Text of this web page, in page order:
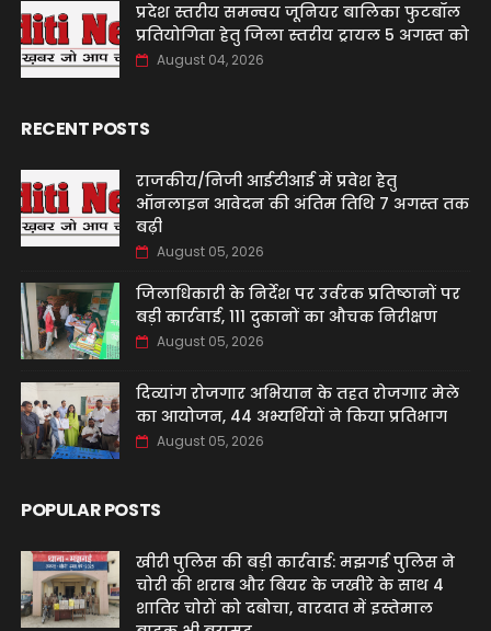
प्रदेश स्तरीय समन्वय जूनियर बालिका फुटबॉल
प्रतियोगिता हेतु जिला स्तरीय ट्रायल 5 अगस्त को
August 04, 2026
RECENT POSTS
राजकीय/निजी आईटीआई में प्रवेश हेतु
ऑनलाइन आवेदन की अंतिम तिथि 7 अगस्त तक
बढ़ी
August 05, 2026
जिलाधिकारी के निर्देश पर उर्वरक प्रतिष्ठानों पर
बड़ी कार्रवाई, 111 दुकानों का औचक निरीक्षण
August 05, 2026
दिव्यांग रोजगार अभियान के तहत रोजगार मेले
का आयोजन, 44 अभ्यर्थियों ने किया प्रतिभाग
August 05, 2026
POPULAR POSTS
खीरी पुलिस की बड़ी कार्रवाई: मझगई पुलिस ने
चोरी की शराब और बियर के जखीरे के साथ 4
शातिर चोरों को दबोचा, वारदात में इस्तेमाल